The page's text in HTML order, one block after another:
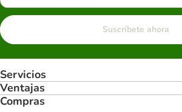
Suscríbete ahora
Servicios
Ventajas
Compras